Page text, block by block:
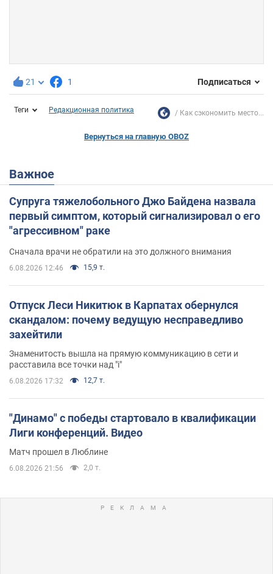
21 1 Подписаться
Теги Редакционная политика Как сэкономить место...
Вернуться на главную OBOZ
Важное
Супруга тяжелобольного Джо Байдена назвала
первый симптом, который сигнализировал о его
"агрессивном" раке
Сначала врачи не обратили на это должного внимания
6.08.2026 12:46 15,9 т.
Отпуск Леси Никитюк в Карпатах обернулся
скандалом: почему ведущую несправедливо
захейтили
Знаменитость вышла на прямую коммуникацию в сети и
расставила все точки над "i"
6.08.2026 17:32 12,7 т.
"Динамо" с победы стартовало в квалификации
Лиги конференций. Видео
Матч прошел в Люблине
6.08.2026 21:56 2,0 т.